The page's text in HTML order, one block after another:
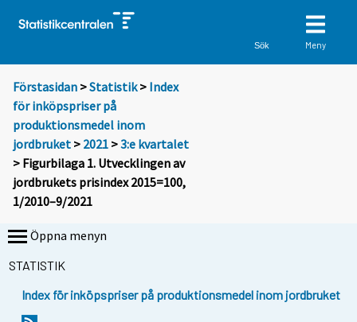
Sök Meny
Förstasidan >Statistik > Index
för inköpspriser på
produktionsmedel inom
jordbruket > 2021 >3:e kvartalet
> Figurbilaga 1. Utvecklingen av
jordbrukets prisindex 2015=100,
1/2010–9/2021
Öppna menyn
STATISTIK
Index för inköpspriser på produktionsmedel inom jordbruket